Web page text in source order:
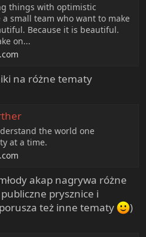
things with optimistic
small team who want to make
Because it is beautiful.
on...
na różne tematy
the world one
at a time.
akap nagrywa różne
prysznice i
też inne tematy
)